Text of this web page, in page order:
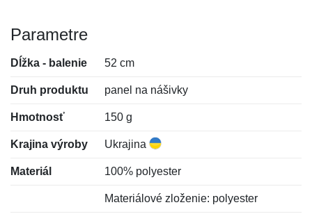
Parametre
Dĺžka - balenie 52 cm
Druh produktu panel na nášivky
Hmotnosť 150 g
Krajina výroby Ukrajina
Materiál 100% polyester
Materiálové zloženie: polyester